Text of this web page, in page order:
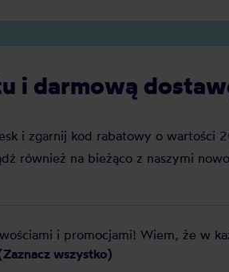
i darmową
i zgarnij kod rabatowy o wartości
również na bieżąco z naszymi
i promocjami! Wiem, że w
wszystko)